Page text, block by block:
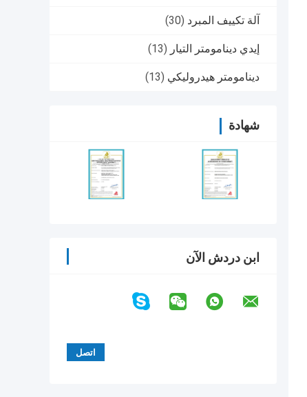
آلة تكييف المبرد (30)
إيدي دينامومتر التيار (13)
دينامومتر هيدروليكي (13)
شهادة
ابن دردش الآن